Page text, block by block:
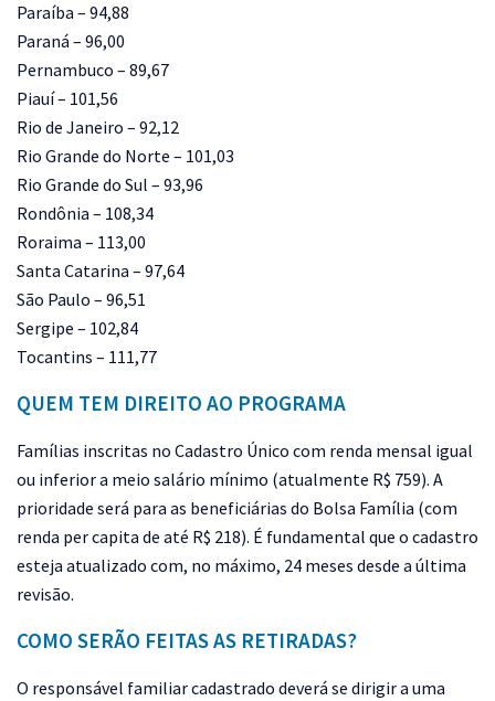
Paraíba – 94,88
Paraná – 96,00
Pernambuco – 89,67
Piauí – 101,56
Rio de Janeiro – 92,12
Rio Grande do Norte – 101,03
Rio Grande do Sul – 93,96
Rondônia – 108,34
Roraima – 113,00
Santa Catarina – 97,64
São Paulo – 96,51
Sergipe – 102,84
Tocantins – 111,77
QUEM TEM DIREITO AO PROGRAMA
Famílias inscritas no Cadastro Único com renda mensal igual
ou inferior a meio salário mínimo (atualmente R$ 759). A
prioridade será para as beneficiárias do Bolsa Família (com
renda per capita de até R$ 218). É fundamental que o cadastro
esteja atualizado com, no máximo, 24 meses desde a última
revisão.
COMO SERÃO FEITAS AS RETIRADAS?
O responsável familiar cadastrado deverá se dirigir a uma